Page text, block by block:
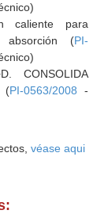
caliente para
absorción (PI-
CONSOLIDA
(PI-0563/2008 -
véase aqui